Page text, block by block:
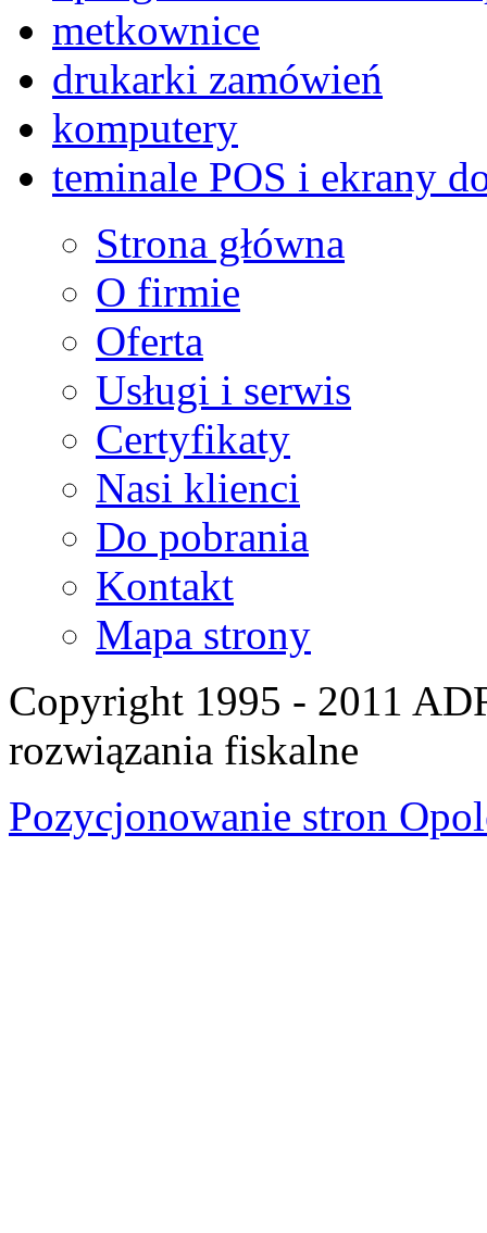
metkownice
drukarki zamówień
komputery
teminale POS i ekrany
Strona główna
O firmie
Oferta
Usługi i serwis
Certyfikaty
Nasi klienci
Do pobrania
Kontakt
Mapa strony
Copyright 1995 - 2011
rozwiązania fiskalne
Pozycjonowanie stron